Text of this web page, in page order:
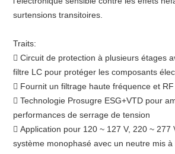
surtensions transitoires.
Traits:
 Circuit de protection à plusieurs étages
filtre LC pour protéger les composants
 Fournit un filtrage haute fréquence et
 Technologie Prosugre ESG+VTD pour
performances de serrage de tension
 Application pour 120 ~ 127 V, 220 ~ 277
système monophasé avec un neutre mis à